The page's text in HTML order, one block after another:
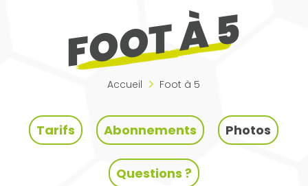
FOOT À 5
Accueil Foot à 5
Tarifs Abonnements Photos
Questions ?